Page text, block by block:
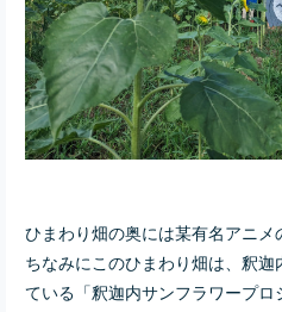
ひまわり畑の奥には某有名アニメ
ちなみにこのひまわり畑は、 釈迦
ている 「釈迦内サンフラワープ